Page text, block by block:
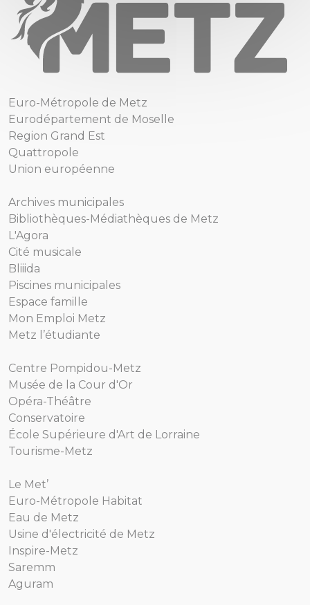
Euro-Métropole de Metz
Eurodépartement de Moselle
Region Grand Est
Quattropole
Union européenne
Archives municipales
Bibliothèques-Médiathèques de Metz
L'Agora
Cité musicale
Bliiida
Piscines municipales
Espace famille
Mon Emploi Metz
Metz l’étudiante
Centre Pompidou-Metz
Musée de la Cour d'Or
Opéra-Théâtre
Conservatoire
École Supérieure d'Art de Lorraine
Tourisme-Metz
Le Met’
Euro-Métropole Habitat
Eau de Metz
Usine d'électricité de Metz
Inspire-Metz
Saremm
Aguram